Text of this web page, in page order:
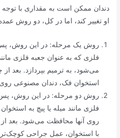
دندان ممکن است به مقداری با توجه
او تغییر کند، اما در کل، دو روش
روش یک مرحله: در این روش،
فلزی که به عنوان جعبه فلزی
می‌شود، به ترمیم بپردازد. بعد از
استخوان فک، دندان مصنوعی
روش دو مرحله: در این روش، پس
فلزی مانند میله یا پیچ به
روی آنها محافظت می‌شود. بعد از
با استخوان، عمل جراحی